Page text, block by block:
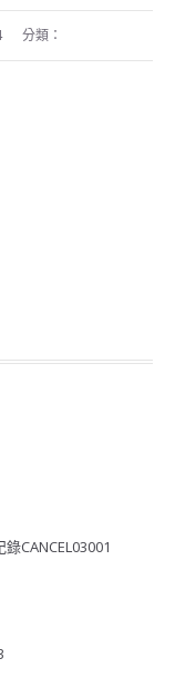
分類：
CANCEL03001